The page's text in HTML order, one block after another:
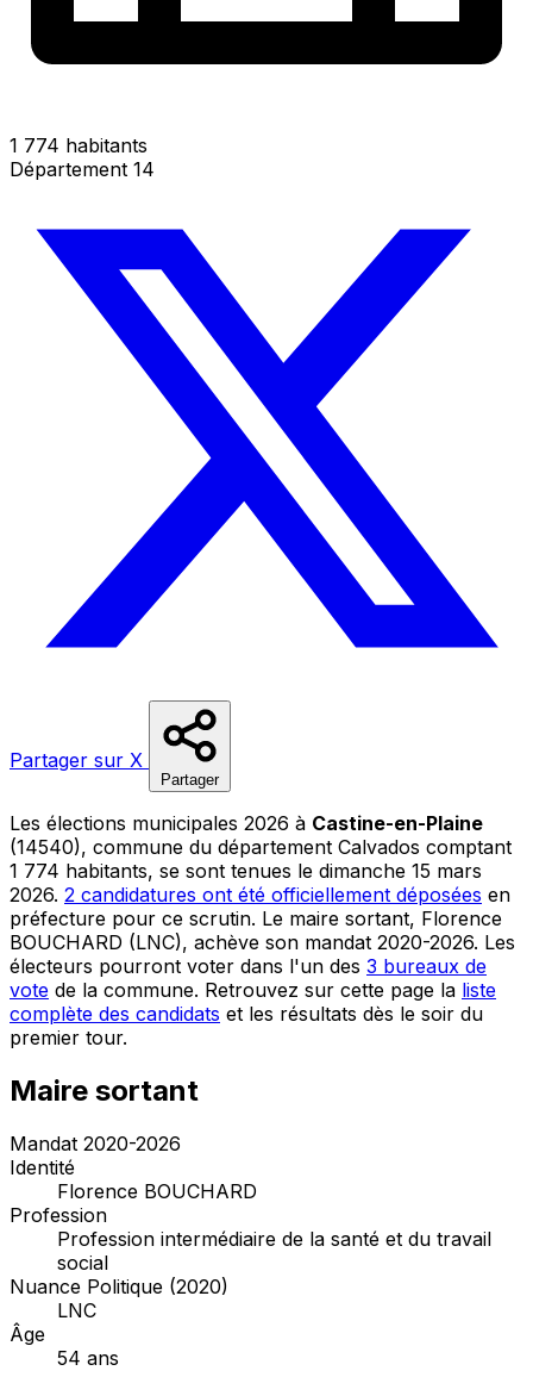
1 774 habitants
Département 14
Partager sur X
Partager
Les élections municipales 2026 à Castine-en-Plaine
(14540), commune du département Calvados comptant
1 774 habitants, se sont tenues le dimanche 15 mars
2026. 2 candidatures ont été officiellement déposées en
préfecture pour ce scrutin. Le maire sortant, Florence
BOUCHARD (LNC), achève son mandat 2020-2026. Les
électeurs pourront voter dans l'un des 3 bureaux de
vote de la commune. Retrouvez sur cette page la liste
complète des candidats et les résultats dès le soir du
premier tour.
Maire sortant
Mandat 2020-2026
Identité
Florence BOUCHARD
Profession
Profession intermédiaire de la santé et du travail
social
Nuance Politique (2020)
LNC
Âge
54 ans